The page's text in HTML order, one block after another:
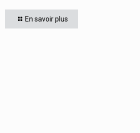
titre de Champion « Le compte est bon PM
En savoir plus